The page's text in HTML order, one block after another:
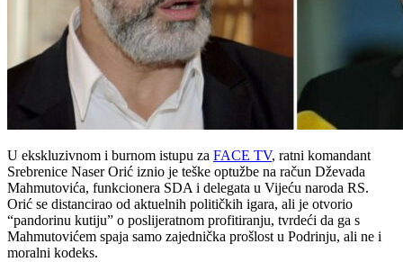
U ekskluzivnom i burnom istupu za FACE TV, ratni komandant
Srebrenice Naser Orić iznio je teške optužbe na račun Dževada
Mahmutovića, funkcionera SDA i delegata u Vijeću naroda RS.
Orić se distancirao od aktuelnih političkih igara, ali je otvorio
“pandorinu kutiju” o poslijeratnom profitiranju, tvrdeći da ga s
Mahmutovićem spaja samo zajednička prošlost u Podrinju, ali ne i
moralni kodeks.